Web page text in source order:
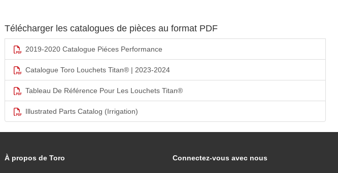
Télécharger les catalogues de pièces au format PDF
2019-2020 Catalogue Piéces Performance
Catalogue Toro Louchets Titan® | 2023-2024
Tableau De Référence Pour Les Louchets Titan®
Illustrated Parts Catalog (Irrigation)
À propos de Toro Connectez-vous avec nous